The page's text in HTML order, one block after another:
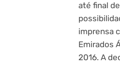
até final
imprensa
Emirados
2016. A